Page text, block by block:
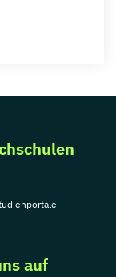
auf